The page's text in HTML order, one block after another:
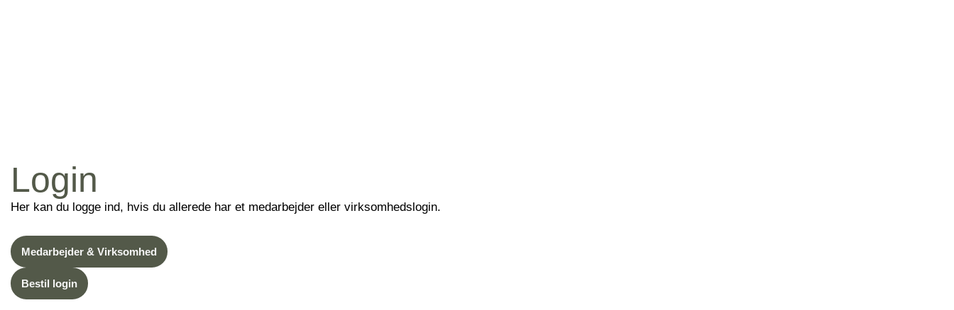
Login
Her kan du logge ind, hvis du allerede har et medarbejder eller virksomhedslogin.
Medarbejder & Virksomhed
Bestil login